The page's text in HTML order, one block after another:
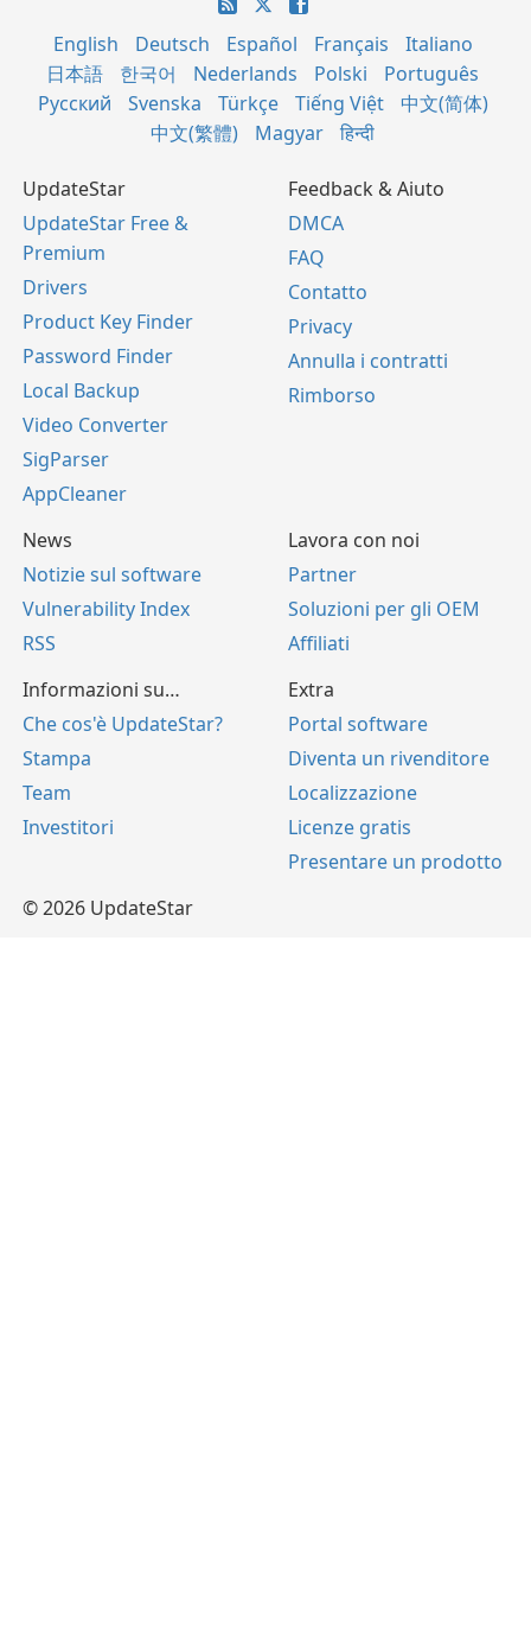
English Deutsch Español Français
Italiano
日本語
한국어 Nederlands Polski
Português
Русский
Svenska Türkçe Tiếng Việt
中文(简体)
中文(繁體)
Magyar हिन्दी
UpdateStar
UpdateStar Free &
Premium
Drivers
Product Key Finder
Password Finder
Local Backup
Video Converter
SigParser
AppCleaner
Feedback & Aiuto
DMCA
FAQ
Contatto
Privacy
Annulla i contratti
Rimborso
News
Notizie sul software
Vulnerability Index
RSS
Lavora con noi
Partner
Soluzioni per gli OEM
Affiliati
Informazioni su…
Che cos'è UpdateStar?
Stampa
Team
Investitori
Extra
Portal software
Diventa un rivenditore
Localizzazione
Licenze gratis
Presentare un prodotto
© 2026 UpdateStar